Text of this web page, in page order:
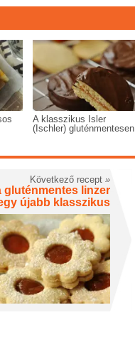
A klasszikus Isler
(Ischler) gluténmentesen
Következő recept »
gluténmentes linzer
újabb klasszikus